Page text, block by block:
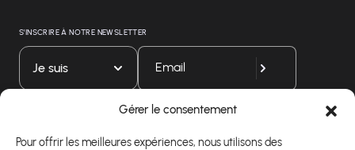
Gérer le consentement
Pour offrir les meilleures expériences, nous utilisons des
S'INSCRIRE À NOTRE NEWSLETTER
Je suis
Téléchargez notre application